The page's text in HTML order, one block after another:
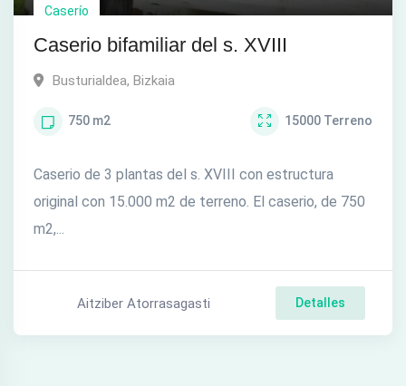
Caserío
Caserio bifamiliar del s. XVIII
Busturialdea, Bizkaia
750 m2 15000 Terreno
Caserio de 3 plantas del s. XVIII con estructura
original con 15.000 m2 de terreno. El caserio, de 750
m2,...
Aitziber Atorrasagasti Detalles